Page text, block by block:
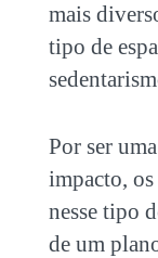
mais
tipo de
Por ser
impacto,
nesse tipo
de um